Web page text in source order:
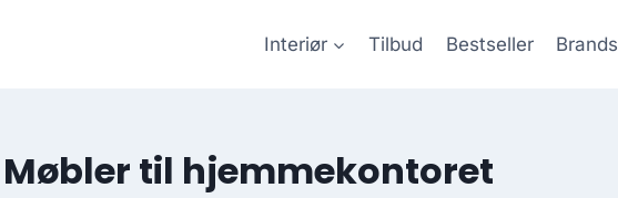
Interiør Tilbud Bestseller Brands
Møbler til hjemmekontoret